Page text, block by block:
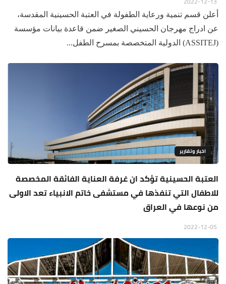
أعلن قسم تنمية ورعاية الطفولة في العتبة الحسينية المقدسة،
عن ادراج مهرجان الحسيني الصغير ضمن قاعدة بيانات مؤسسة
(ASSITEJ) الدولية المتخصصة بمسرح الطفل...
اخبار وتقارير
العتبة الحسينية تؤكد ان غرفة العناية الفائقة المخصصة
للاطفال التي تنفذها في مستشفى خاتم الانبياء تعد الاولى
من نوعها في العراق